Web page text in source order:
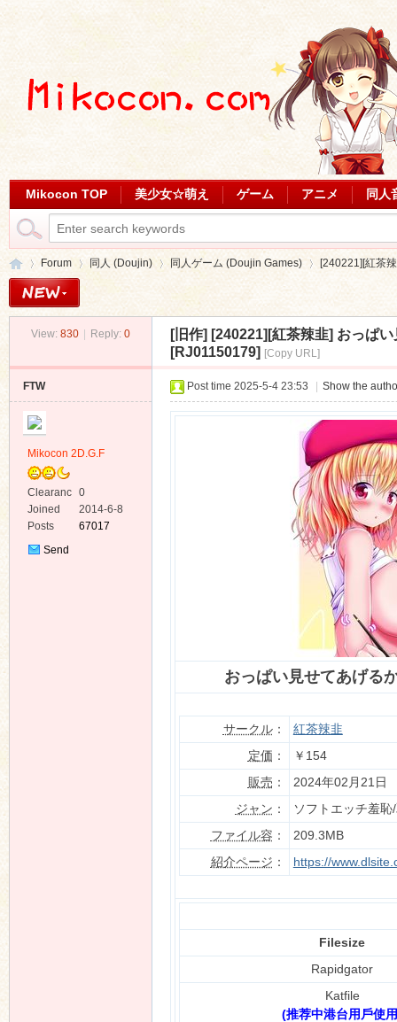
Mikocon TOP 美少女☆萌え ゲーム アニメ 同人
Forum
›
同人 (Doujin) 同人ゲーム (Doujin Games)
›
[240221][紅茶
View: 830 Reply: 0 [旧作] [240221][紅茶辣韭] おっぱ
[RJ01150179] [Copy URL]
FTW
Mikocon 2D.G.F
Clearanc
e
0
Joined
2014-6-8
Posts
67017
Send
Post time 2025-5-4 23:53 Show the
おっぱい見せてあげる
サークル：
紅茶辣韭
定価 ：
￥154
販売 ：
2024年02月21日
ジャン ：
ソフトエッチ羞
ファイル容 ：
209.3MB
紹介ページ ： https://
Filesize
Rapidgator
Katfile
(推荐中港台用戶使